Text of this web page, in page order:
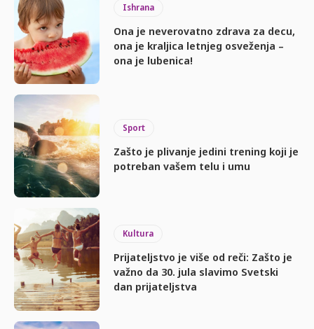
Ishrana
Ona je neverovatno zdrava za decu,
ona je kraljica letnjeg osveženja –
ona je lubenica!
Sport
Zašto je plivanje jedini trening koji je
potreban vašem telu i umu
Kultura
Prijateljstvo je više od reči: Zašto je
važno da 30. jula slavimo Svetski
dan prijateljstva